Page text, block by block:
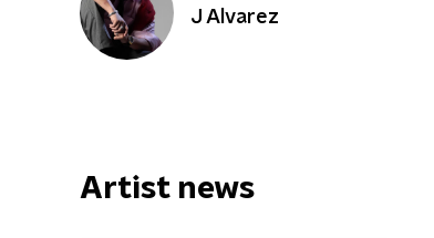
J Alvarez
Artist news